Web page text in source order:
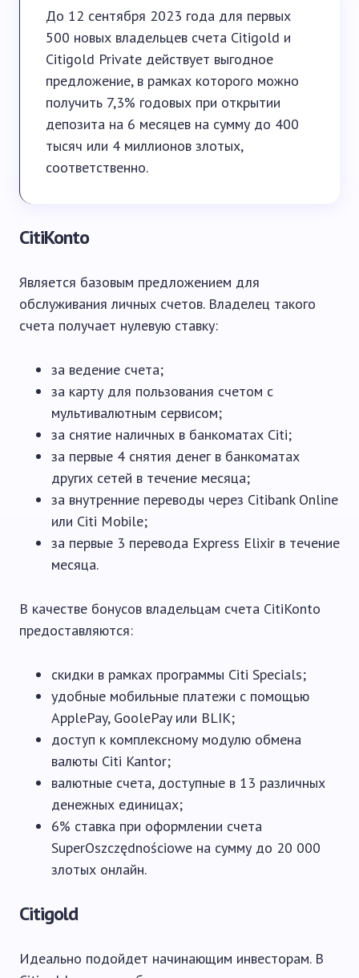
До 12 сентября 2023 года для первых
500 новых владельцев счета Citigold и
Citigold Private действует выгодное
предложение, в рамках которого можно
получить 7,3% годовых при открытии
депозита на 6 месяцев на сумму до 400
тысяч или 4 миллионов злотых,
соответственно.
CitiKonto
Является базовым предложением для
обслуживания личных счетов. Владелец такого
счета получает нулевую ставку:
за ведение счета;
за карту для пользования счетом с
мультивалютным сервисом;
за снятие наличных в банкоматах Citi;
за первые 4 снятия денег в банкоматах
других сетей в течение месяца;
за внутренние переводы через Citibank Online
или Citi Mobile;
за первые 3 перевода Express Elixir в течение
месяца.
В качестве бонусов владельцам счета CitiKonto
предоставляются:
скидки в рамках программы Citi Specials;
удобные мобильные платежи с помощью
ApplePay, GoolePay или BLIK;
доступ к комплексному модулю обмена
валюты Citi Kantor;
валютные счета, доступные в 13 различных
денежных единицах;
6% ставка при оформлении счета
SuperOszczędnościowe на сумму до 20 000
злотых онлайн.
Citigold
Идеально подойдет начинающим инвесторам. В